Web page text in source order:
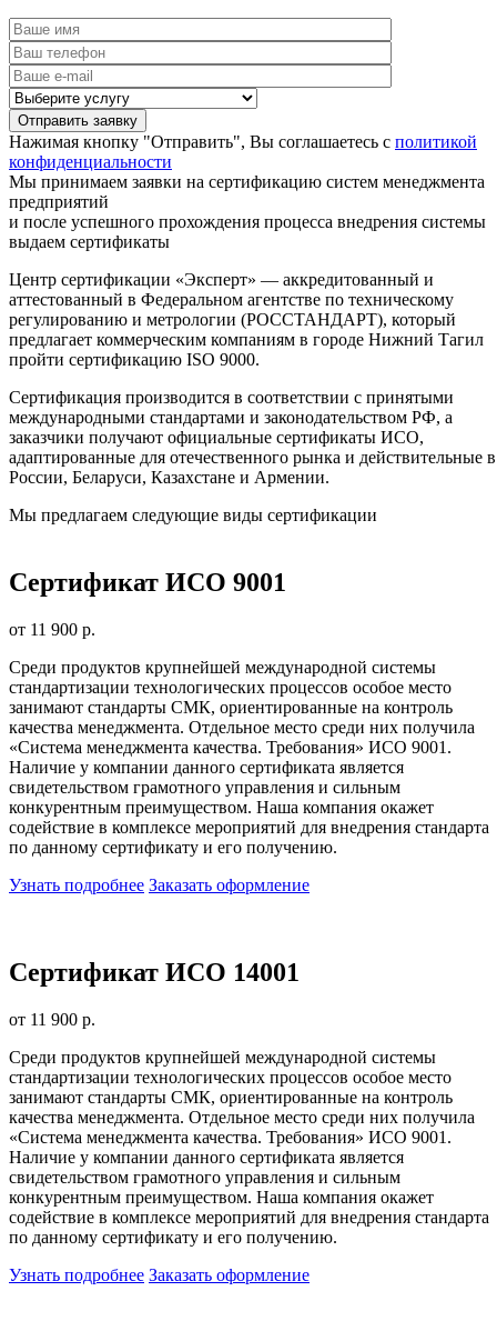
Нажимая кнопку "Отправить", Вы соглашаетесь с политикой
конфиденциальности
Мы принимаем заявки на сертификацию систем менеджмента
предприятий
и после успешного прохождения процесса внедрения системы
выдаем сертификаты
Центр сертификации «Эксперт» — аккредитованный и
аттестованный в Федеральном агентстве по техническому
регулированию и метрологии (РОССТАНДАРТ), который
предлагает коммерческим компаниям в городе Нижний Тагил
пройти сертификацию ISO 9000.
Сертификация производится в соответствии с принятыми
международными стандартами и законодательством РФ, а
заказчики получают официальные сертификаты ИСО,
адаптированные для отечественного рынка и действительные в
России, Беларуси, Казахстане и Армении.
Мы предлагаем следующие виды сертификации
Сертификат ИСО 9001
от 11 900 р.
Среди продуктов крупнейшей международной системы
стандартизации технологических процессов особое место
занимают стандарты СМК, ориентированные на контроль
качества менеджмента. Отдельное место среди них получила
«Система менеджмента качества. Требования» ИСО 9001.
Наличие у компании данного сертификата является
свидетельством грамотного управления и сильным
конкурентным преимуществом. Наша компания окажет
содействие в комплексе мероприятий для внедрения стандарта
по данному сертификату и его получению.
Узнать подробнее Заказать оформление
Сертификат ИСО 14001
от 11 900 р.
Среди продуктов крупнейшей международной системы
стандартизации технологических процессов особое место
занимают стандарты СМК, ориентированные на контроль
качества менеджмента. Отдельное место среди них получила
«Система менеджмента качества. Требования» ИСО 9001.
Наличие у компании данного сертификата является
свидетельством грамотного управления и сильным
конкурентным преимуществом. Наша компания окажет
содействие в комплексе мероприятий для внедрения стандарта
по данному сертификату и его получению.
Узнать подробнее Заказать оформление